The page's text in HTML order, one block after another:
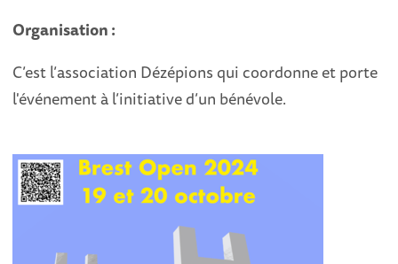
Organisation :
C’est l’association Dézépions qui coordonne et porte
l'événement à l’initiative d’un bénévole.